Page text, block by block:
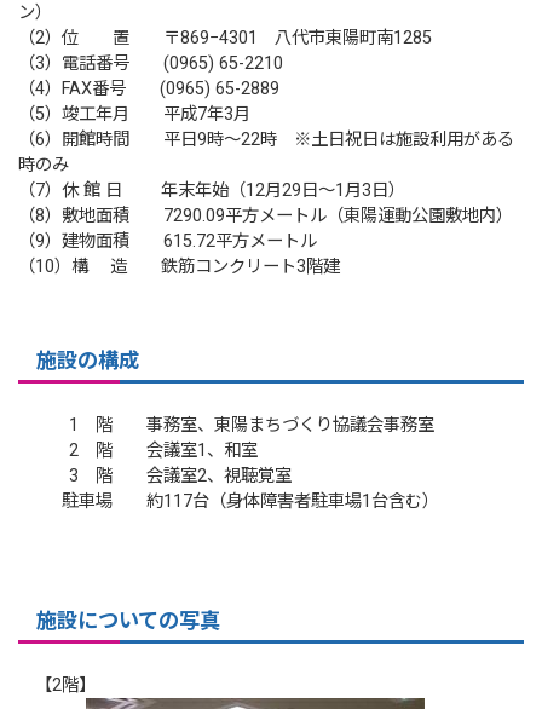
ン）
（2）位 置 〒869−4301 八代市東陽町南1285
（3）電話番号 (0965) 65-2210
（4）FAX番号 (0965) 65-2889
（5）竣工年月 平成7年3月
（6）開館時間 平日9時〜22時 ※土日祝日は施設利用がある
時のみ
（7）休 館 日 年末年始（12月29日〜1月3日）
（8）敷地面積 7290.09平方メートル（東陽運動公園敷地内）
（9）建物面積 615.72平方メートル
（10）構 造 鉄筋コンクリート3階建
施設の構成
1 階 事務室、東陽まちづくり協議会事務室
2 階 会議室1、和室
3 階 会議室2、視聴覚室
駐車場 約117台（身体障害者駐車場1台含む）
施設についての写真
【2階】